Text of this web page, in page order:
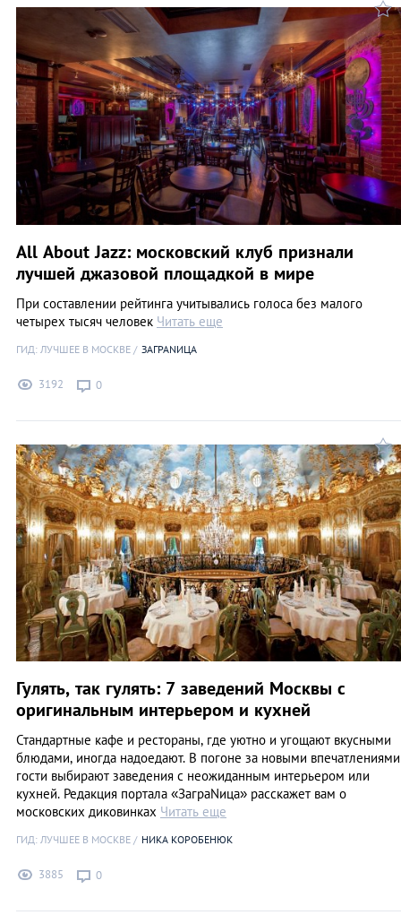
All About Jazz: московский клуб признали
лучшей джазовой площадкой в мире
При составлении рейтинга учитывались голоса без малого
четырех тысяч человек Читать еще
ГИД: ЛУЧШЕЕ В МОСКВЕ ЗАГРАNИЦА
3192 0
Гулять, так гулять: 7 заведений Москвы с
оригинальным интерьером и кухней
Стандартные кафе и рестораны, где уютно и угощают вкусными
блюдами, иногда надоедают. В погоне за новыми впечатлениями
гости выбирают заведения с неожиданным интерьером или
кухней. Редакция портала «ЗаграNица» расскажет вам о
московских диковинках Читать еще
ГИД: ЛУЧШЕЕ В МОСКВЕ НИКА КОРОБЕНЮК
3885 0